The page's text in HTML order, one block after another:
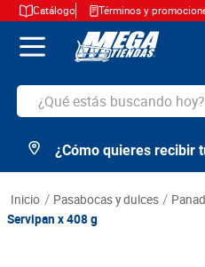
Catálogo Términos y
¿Qué estás buscando hoy?
TÉRMINOS MÁS
2.
arroz
¿Cómo quieres recibir
pasabocas y dulces
Servipan x 408 g